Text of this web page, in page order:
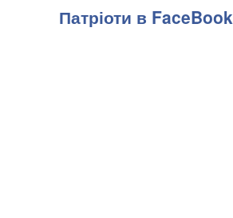
Патріоти в FaceBook